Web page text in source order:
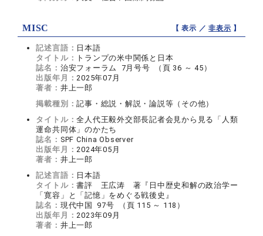
MISC 【 表示 ／非表示 】
記述言語： 日本語
タイトル： トランプの米中関係と日本
誌名： 治安フォーラム 7月号号 （頁 36 ～ 45）
出版年月：2025年07月
著者： 井上一郎
掲載種別：記事・総説・解説・論説等（その他）
タイトル：全人代王毅外交部長記者会見から見る「人類
運命共同体」のかたち
誌名： SPF China Observer
出版年月：2024年05月
著者： 井上一郎
記述言語： 日本語
タイトル：書評 王広涛 著『日中歴史和解の政治学ー
「寛容」と「記憶」をめぐる戦後史』
誌名： 現代中国 97号 （頁 115 ～ 118）
出版年月：2023年09月
著者： 井上一郎